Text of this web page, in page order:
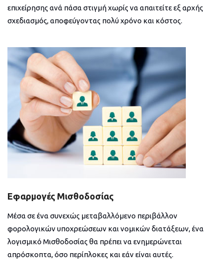
επιχείρησης ανά πάσα στιγμή χωρίς να απαιτείτε εξ αρχής
σχεδιασμός, αποφεύγοντας πολύ χρόνο και κόστος.
Εφαρμογές Μισθοδοσίας
Μέσα σε ένα συνεχώς μεταβαλλόμενο περιβάλλον
φορολογικών υποχρεώσεων και νομικών διατάξεων, ένα
λογισμικό Μισθοδοσίας θα πρέπει να ενημερώνεται
απρόσκοπτα, όσο περίπλοκες και εάν είναι αυτές.